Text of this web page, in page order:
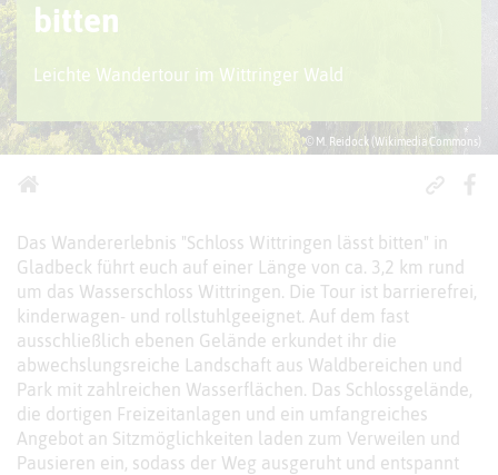
© M. Reidock (Wikimedia Commons)
bitten
Leichte Wandertour im Wittringer Wald
Das Wandererlebnis "Schloss Wittringen lässt bitten" in
Gladbeck führt euch auf einer Länge von ca. 3,2 km rund
um das Wasserschloss Wittringen. Die Tour ist barrierefrei,
kinderwagen- und rollstuhlgeeignet. Auf dem fast
ausschließlich ebenen Gelände erkundet ihr die
abwechslungsreiche Landschaft aus Waldbereichen und
Park mit zahlreichen Wasserflächen. Das Schlossgelände,
die dortigen Freizeitanlagen und ein umfangreiches
Angebot an Sitzmöglichkeiten laden zum Verweilen und
Pausieren ein, sodass der Weg ausgeruht und entspannt